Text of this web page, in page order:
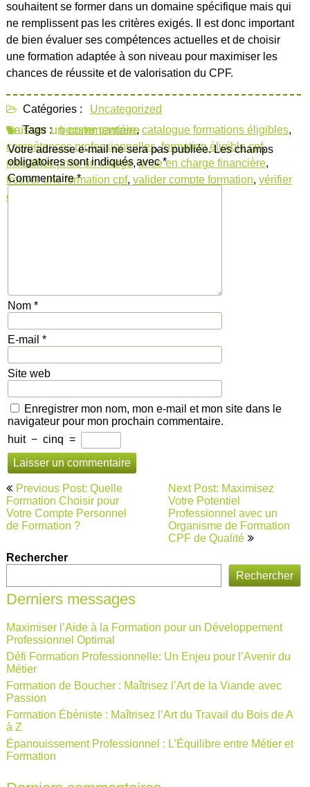
souhaitent se former dans un domaine spécifique mais qui
ne remplissent pas les critères exigés. Il est donc important
de bien évaluer ses compétences actuelles et de choisir
une formation adaptée à son niveau pour maximiser les
chances de réussite et de valorisation du CPF.
Catégories :
Uncategorized
Tags : booster carrière,catalogue formations éligibles,
compétences professionnelles,formation éligible cpf,
modalités prise en charge,prise en charge financière,
trouver une formation cpf, valider compte formation, vérifier
éligibilité formation
Laisser un commentaire
Votre adresse e-mail ne sera pas publiée. Les champs
obligatoires sont indiqués avec*
Commentaire*
Nom *
E-mail *
Site web
Enregistrer mon nom, mon e-mail et mon site dans le
navigateur pour mon prochain commentaire.
huit − cinq =
Navigation
de
l’article
Previous Post: Quelle
Formation Choisir pour
Votre Compte Personnel
de Formation ?
Next Post: Maximisez
Votre Potentiel
Professionnel avec un
Organisme de Formation
CPF de Qualité
Rechercher
Rechercher
Derniers messages
Maximiser l’Aide à la Formation pour un Développement
Professionnel Optimal
Défi Formation Professionnelle: Un Enjeu pour l’Avenir du
Métier
Formation de Boucher : Maîtrisez l’Art de la Viande avec
Passion
Formation Ébéniste : Maîtrisez l’Art du Travail du Bois de A
à Z
Épanouissement Professionnel : L’Équilibre entre Métier et
Formation